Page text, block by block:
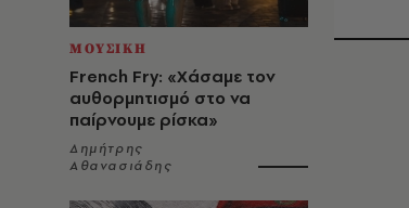
ΜΟΥΣΙΚΗ
French Fry: «Χάσαμε τον
αυθορμητισμό στο να
παίρνουμε ρίσκα»
Δημήτρης
Αθανασιάδης